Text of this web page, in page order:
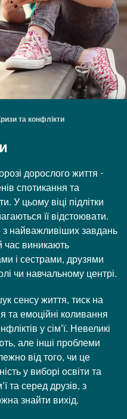
та конфлікти
дорослого життя -
спотикання та
У цьому віці підлітки
її відстоювати.
найважливіших завдань
час виникають
і сестрами, друзями
чи навчальному центрі.
сенсу життя, тиск на
та емоційні коливання
у сім'ї. Невеликі
але інші проблеми
від того, чи це
у виборі освіти та
та серед друзів, з
знайти вихід.